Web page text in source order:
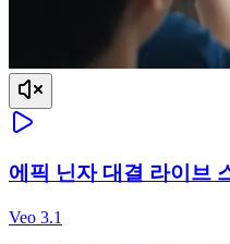
에픽 닌자 대결 라이브
Veo 3.1